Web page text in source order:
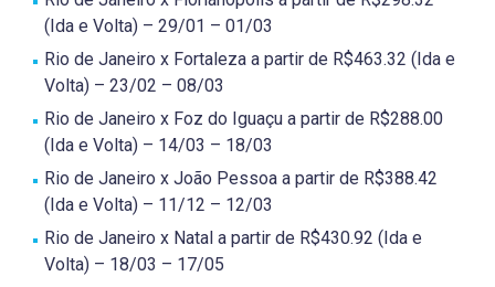
(Ida e Volta) – 29/01 – 01/03
Rio de Janeiro x Fortaleza a partir de R$463.32 (Ida e
Volta) – 23/02 – 08/03
Rio de Janeiro x Foz do Iguaçu a partir de R$288.00
(Ida e Volta) – 14/03 – 18/03
Rio de Janeiro x João Pessoa a partir de R$388.42
(Ida e Volta) – 11/12 – 12/03
Rio de Janeiro x Natal a partir de R$430.92 (Ida e
Volta) – 18/03 – 17/05